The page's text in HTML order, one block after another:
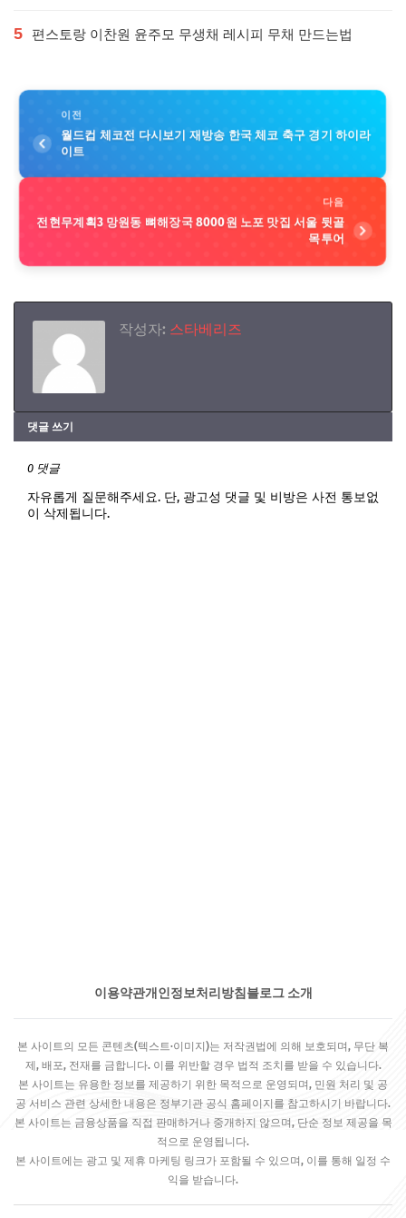
5 편스토랑 이찬원 윤주모 무생채 레시피 무채 만드는법
이전
월드컵 체코전 다시보기 재방송 한국 체코 축구 경기 하이라
이트
다음
전현무계획3 망원동 뼈해장국 8000원 노포 맛집 서울 뒷골
목투어
작성자: 스타베리즈
댓글 쓰기
0 댓글
자유롭게 질문해주세요. 단, 광고성 댓글 및 비방은 사전 통보없
이 삭제됩니다.
이용약관개인정보처리방침 블로그 소개
본 사이트의 모든 콘텐츠(텍스트·이미지)는 저작권법에 의해 보호되며, 무단 복
제, 배포, 전재를 금합니다. 이를 위반할 경우 법적 조치를 받을 수 있습니다.
본 사이트는 유용한 정보를 제공하기 위한 목적으로 운영되며, 민원 처리 및 공
공 서비스 관련 상세한 내용은 정부기관 공식 홈페이지를 참고하시기 바랍니다.
본 사이트는 금융상품을 직접 판매하거나 중개하지 않으며, 단순 정보 제공을 목
적으로 운영됩니다.
본 사이트에는 광고 및 제휴 마케팅 링크가 포함될 수 있으며, 이를 통해 일정 수
익을 받습니다.